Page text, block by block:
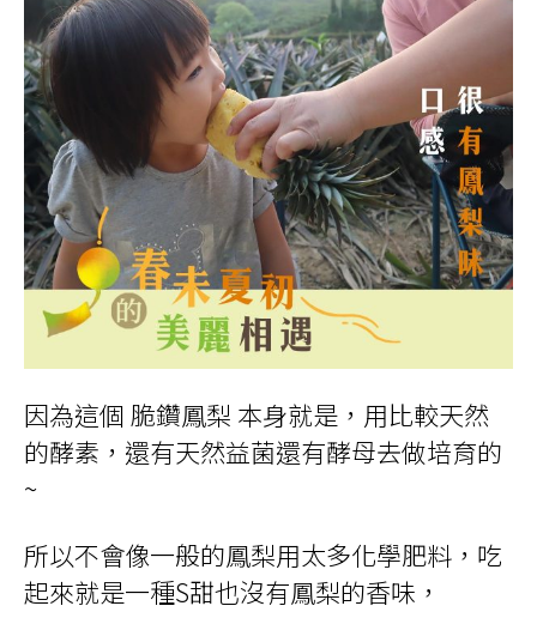
因為這個 脆鑽鳳梨 本身就是，用比較天然
的酵素，還有天然益菌還有酵母去做培育的
~
所以不會像一般的鳳梨用太多化學肥料，吃
起來就是一種S甜也沒有鳳梨的香味，